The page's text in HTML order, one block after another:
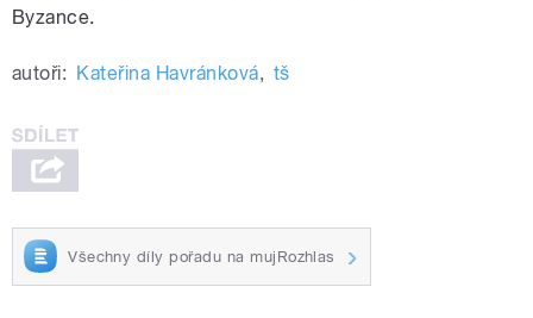
Byzance.
autoři: Kateřina Havránková, tš
Všechny díly pořadu na mujRozhlas